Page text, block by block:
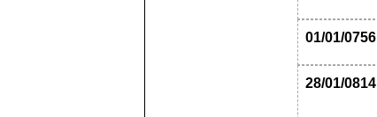
01/01/0756
28/01/0814